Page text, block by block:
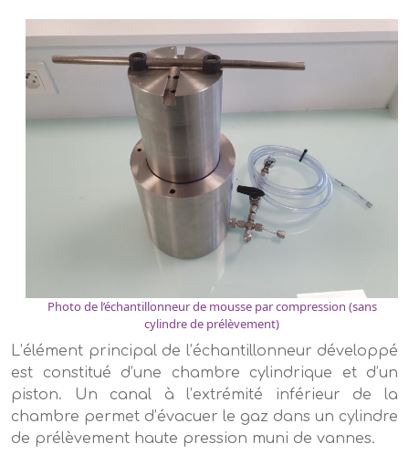
Photo de l’échantillonneur de mousse par compression (sans
cylindre de prélèvement)
L’élément principal de l’échantillonneur développé
est constitué d’une chambre cylindrique et d’un
piston. Un canal à l’extrémité inférieur de la
chambre permet d’évacuer le gaz dans un cylindre
de prélèvement haute pression muni de vannes.